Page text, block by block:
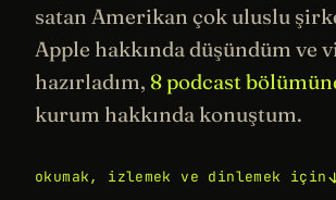
satan Amerikan çok uluslu
Apple hakkında düşündüm ve
hazırladım, 8 podcast
kurum hakkında konuştum.
okumak, izlemek ve dinlemek için